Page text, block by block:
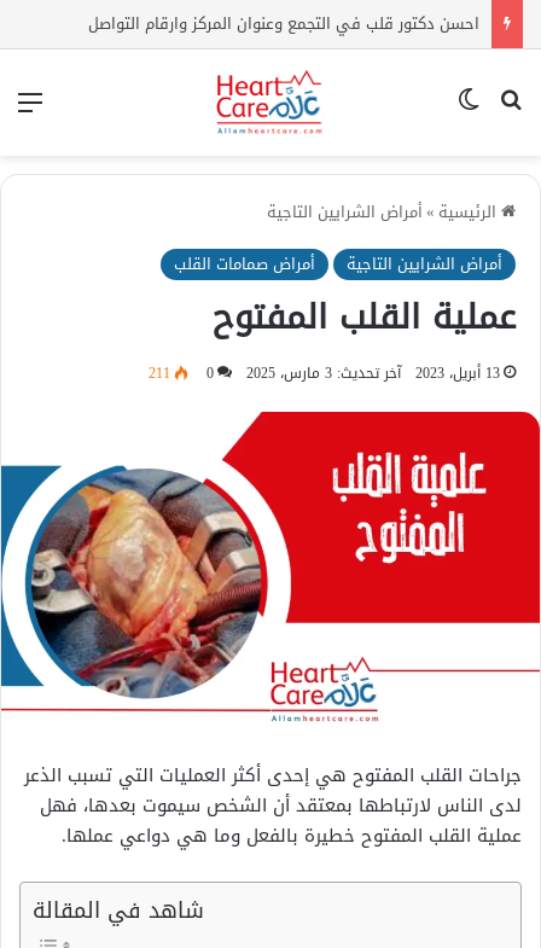
احسن دكتور قلب في التجمع وعنوان المركز وارقام التواصل
بحث عن
الرئيسية »أمراض الشرايين التاجية
أمراض الشرايين التاجية
أمراض صمامات القلب
عملية القلب المفتوح
13 أبريل، 2023 آخر تحديث: 3 مارس، 2025 0
211
جراحات القلب المفتوح هي إحدى أكثر العمليات التي تسبب الذعر
لدى الناس لارتباطها بمعتقد أن الشخص سيموت بعدها، فهل
عملية القلب المفتوح خطيرة بالفعل وما هي دواعي عملها.
شاهد في المقالة